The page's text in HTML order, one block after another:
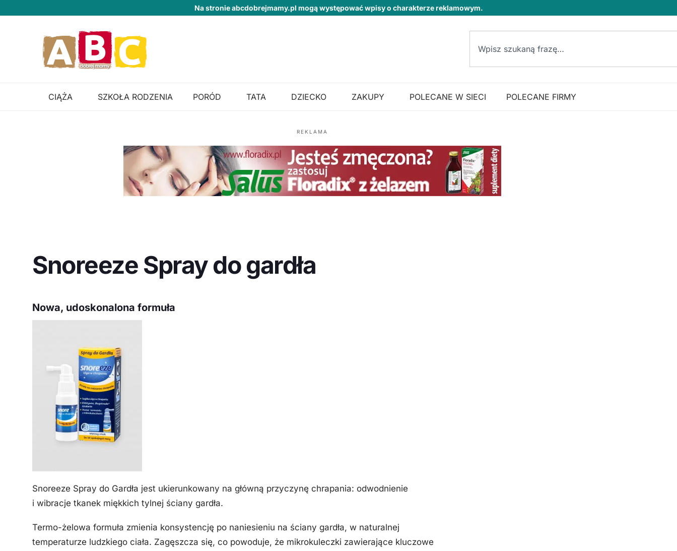
Na stronie abcdobrejmamy.pl mogą występować wpisy o charakterze reklamowym.
CIĄŻA SZKOŁA RODZENIA PORÓD TATA DZIECKO ZAKUPY POLECANE W SIECI POLECANE FIRMY
REKLAMA
Snoreeze Spray do gardła
Nowa, udoskonalona formuła
Snoreeze Spray do Gardła jest ukierunkowany na główną przyczynę chrapania: odwodnienie
i wibracje tkanek miękkich tylnej ściany gardła.
Termo-żelowa formuła zmienia konsystencję po naniesieniu na ściany gardła, w naturalnej
temperaturze ludzkiego ciała. Zagęszcza się, co powoduje, że mikrokuleczki zawierające kluczowe